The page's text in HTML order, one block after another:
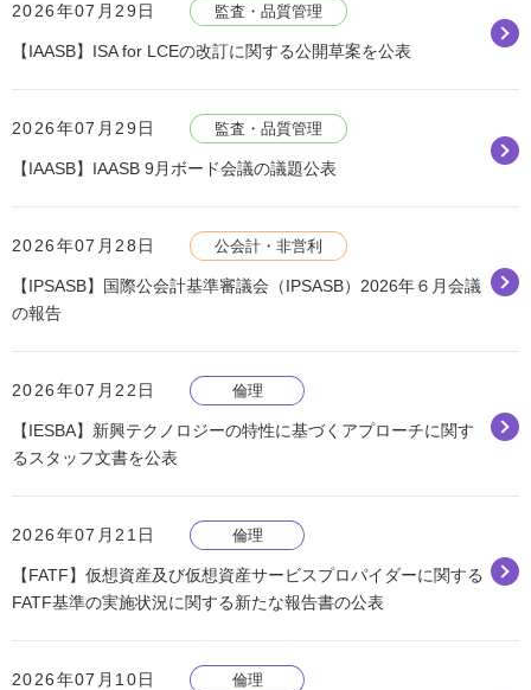
2026年07月29日 監査・品質管理
【IAASB】ISA for LCEの改訂に関する公開草案を公表
2026年07月29日 監査・品質管理
【IAASB】IAASB 9月ボード会議の議題公表
2026年07月28日 公会計・非営利
【IPSASB】国際公会計基準審議会（IPSASB）2026年６月会議
の報告
2026年07月22日 倫理
【IESBA】新興テクノロジーの特性に基づくアプローチに関す
るスタッフ文書を公表
2026年07月21日 倫理
【FATF】仮想資産及び仮想資産サービスプロパイダーに関する
FATF基準の実施状況に関する新たな報告書の公表
2026年07月10日 倫理